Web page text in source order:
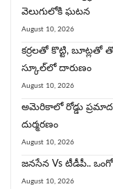
వెలుగులోకి ఘ‌ట‌న‌
August 10, 2026
కర్రలతో కొట్టి, బూట్లతో
స్కూల్‌లో దారుణం
August 10, 2026
అమెరికాలో రోడ్డు
దుర్మరణం
August 10, 2026
జ‌న‌సేన Vs టీడీపీ..
August 10, 2026